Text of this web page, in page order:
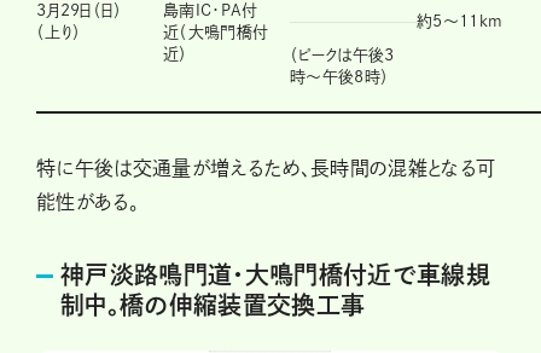
3月29日（日）
（上り）
島南IC・PA付
近（大鳴門橋付
近）
約5～11km
（ピークは午後3
時～午後8時）
特に午後は交通量が増えるため、長時間の混雑となる可
能性がある。
神戸淡路鳴門道・大鳴門橋付近で車線規
制中。橋の伸縮装置交換工事